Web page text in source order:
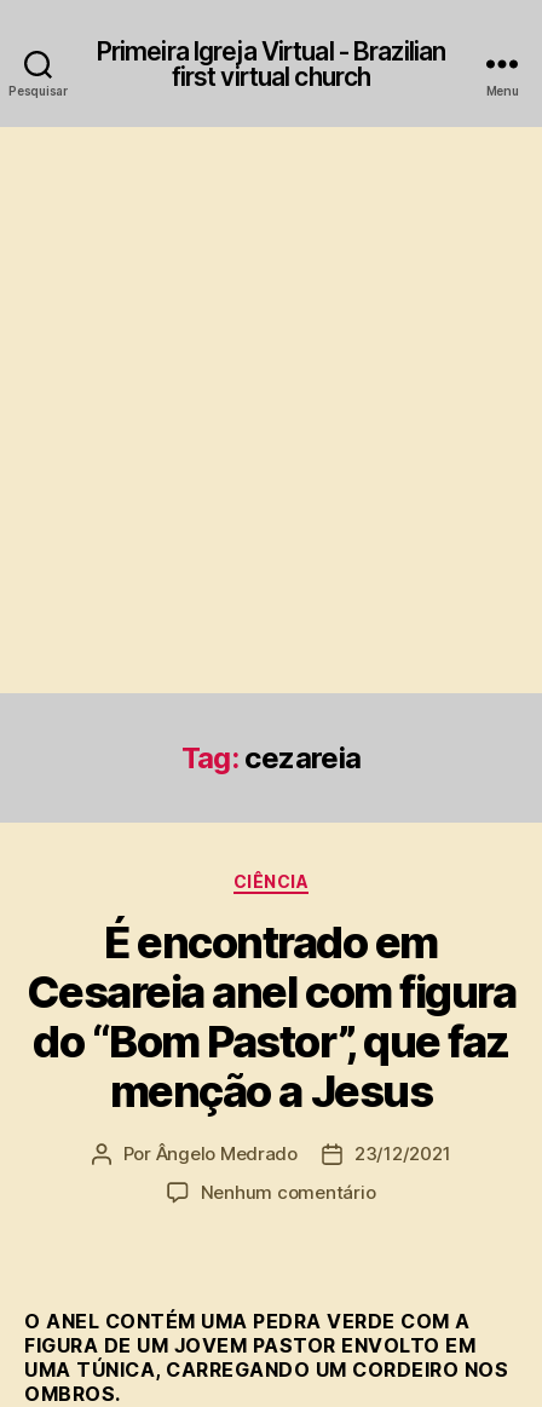
Pesquisar
Primeira Igreja Virtual - Brazilian
first virtual church
Menu
Tag: cezareia
Categorias
CIÊNCIA
É encontrado em
Cesareia anel com figura
do “Bom Pastor”, que faz
menção a Jesus
Autor
Por Ângelo Medrado
Data
de
23/12/2021
Nenhum comentárioem
anel
com
figura
O ANEL CONTÉM UMA PEDRA VERDE COM A
FIGURA DE UM JOVEM PASTOR ENVOLTO EM
UMA TÚNICA, CARREGANDO UM CORDEIRO NOS
OMBROS.